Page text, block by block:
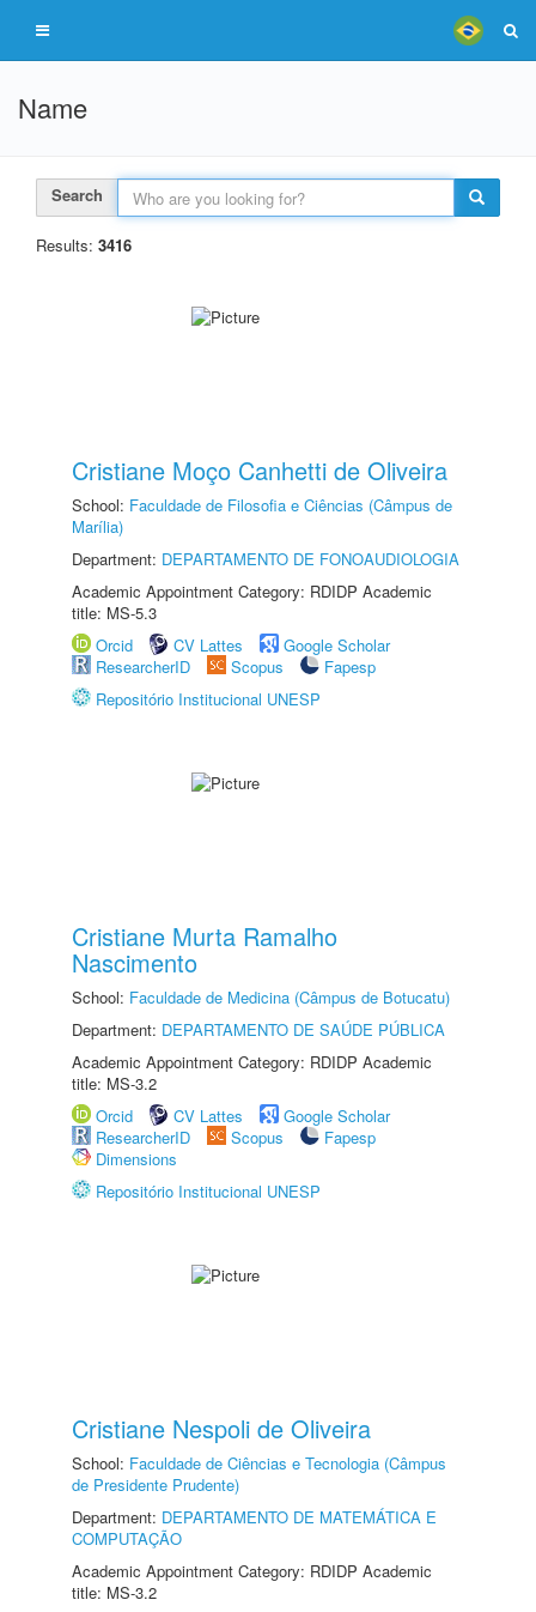
Name
Search
Results: 3416
Cristiane Moço Canhetti de Oliveira
School: Faculdade de Filosofia e Ciências (Câmpus de
Marília)
Department: DEPARTAMENTO DE FONOAUDIOLOGIA
Academic Appointment Category: RDIDP Academic
title: MS-5.3
Orcid
CV Lattes
Google Scholar
ResearcherID
Scopus
Fapesp
Repositório Institucional UNESP
Cristiane Murta Ramalho
Nascimento
School: Faculdade de Medicina (Câmpus de Botucatu)
Department: DEPARTAMENTO DE SAÚDE PÚBLICA
Academic Appointment Category: RDIDP Academic
title: MS-3.2
Orcid
CV Lattes
Google Scholar
ResearcherID
Scopus
Fapesp
Dimensions
Repositório Institucional UNESP
Cristiane Nespoli de Oliveira
School: Faculdade de Ciências e Tecnologia (Câmpus
de Presidente Prudente)
Department: DEPARTAMENTO DE MATEMÁTICA E
COMPUTAÇÃO
Academic Appointment Category: RDIDP Academic
title: MS-3.2